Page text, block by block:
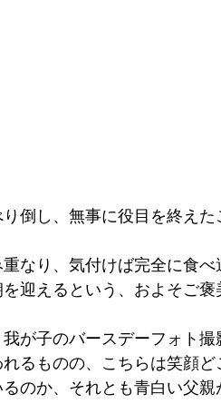
倒し、無事に役目を終え
なり、気付けば完全に食
迎えるという、およそご褒
が子のバースデーフォト
るものの、こちらは笑顔
のか、それとも青白い父